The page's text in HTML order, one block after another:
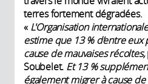
terres fortement dégradées.
« L'Organisation
estime que 13 % d’entre
cause de mauvaises récoltes,
Soubelet. Et 13 %
également migrer à cause